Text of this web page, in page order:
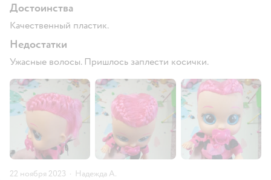
Достоинства
Качественный пластик.
Недостатки
Ужасные волосы. Пришлось заплести косички.
22 ноября 2023 · Надежда А.